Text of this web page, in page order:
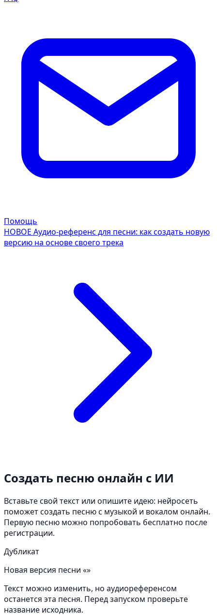
Помощь
НОВОЕ Аудио-референс для песни: как создать новую
версию на основе своего трека
Создать песню онлайн с ИИ
Вставьте свой текст или опишите идею: нейросеть
поможет создать песню с музыкой и вокалом онлайн.
Первую песню можно попробовать бесплатно после
регистрации.
Дубликат
Новая версия песни «»
Текст можно изменить, но аудиореференсом
останется эта песня. Перед запуском проверьте
название исходника.